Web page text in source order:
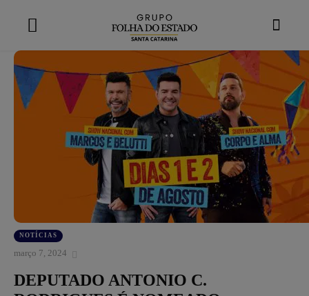
NOTÍCIAS
março 7, 2024
DEPUTADO ANTONIO C.